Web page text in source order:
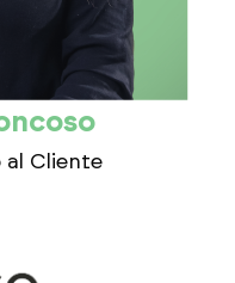
al Cliente